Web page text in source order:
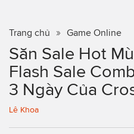
Trang chủ Game Online
Săn Sale Hot
Flash Sale
3 Ngày Của
Lê Khoa